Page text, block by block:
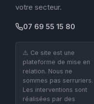
votre secteur.
07 69 55 15 80
⚠️ Ce site est une
plateforme de mise en
relation. Nous ne
sommes pas serruriers.
Les interventions sont
réalisées par des